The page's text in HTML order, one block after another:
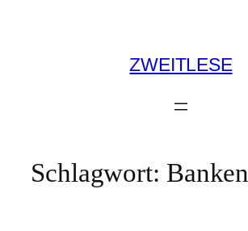
ZWEITLESE
Schlagwort: Banken